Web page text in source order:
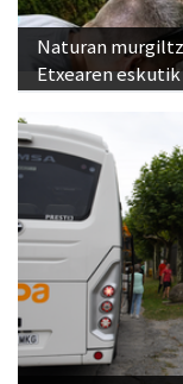
Naturan
Etxearen eskutik